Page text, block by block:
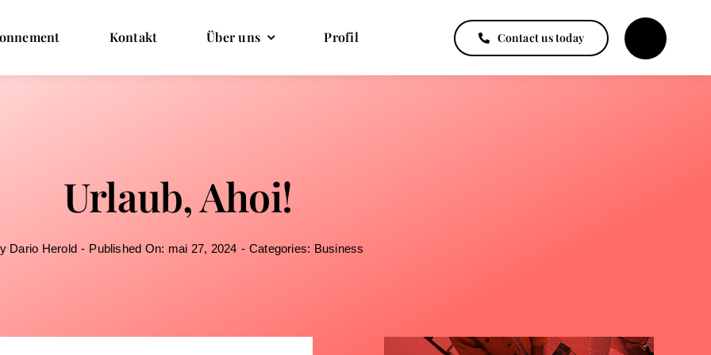
Kontakt Über uns Profil Contact us today
Urlaub, Ahoi!
Dario Herold - Published On: mai 27, 2024 - Categories: Business